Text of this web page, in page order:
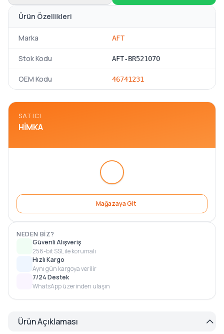
Ürün Özellikleri
Marka AFT
Stok Kodu AFT-BR521070
OEM Kodu 46741231
SATICI
HIMKA
Mağazaya Git
NEDEN BIZ?
Güvenli Alışveriş
256-bit SSL ile korumalı
Hızlı Kargo
Aynı gün kargoya verilir
7/24 Destek
WhatsApp üzerinden ulaşın
Ürün Açıklaması